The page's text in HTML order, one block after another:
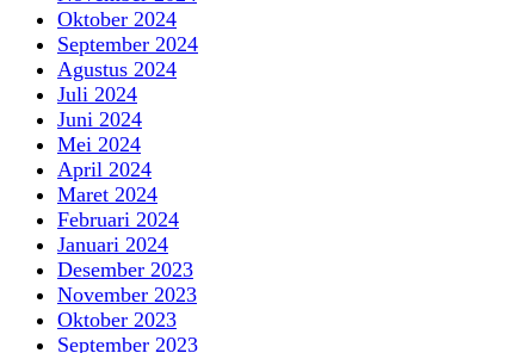
Oktober 2024
September 2024
Agustus 2024
Juli 2024
Juni 2024
Mei 2024
April 2024
Maret 2024
Februari 2024
Januari 2024
Desember 2023
November 2023
Oktober 2023
September 2023